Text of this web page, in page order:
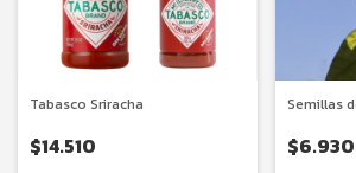
Tabasco Sriracha
$14.510
Semillas
$6.930